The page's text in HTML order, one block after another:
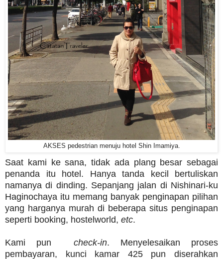
AKSES pedestrian menuju hotel Shin Imamiya.
Saat kami ke sana, tidak ada plang besar sebagai
penanda itu hotel. Hanya tanda kecil bertuliskan
namanya di dinding. Sepanjang jalan di Nishinari-ku
Haginochaya itu memang banyak penginapan pilihan
yang harganya murah di beberapa situs penginapan
seperti booking, hostelworld, etc.
Kami pun check-in. Menyelesaikan proses
pembayaran, kunci kamar 425 pun diserahkan